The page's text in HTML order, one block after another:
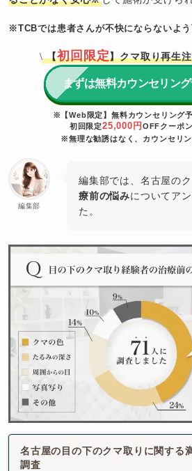
※TCBでは患者さんが不快にならないよ
\ 【初回限定】クマ取り再生
まずは無料カウンセリン
※【Web限定】無料カウンセリング
初回限定25,000円 OFFクーポ
※無理な勧誘はなく、カウンセリ
編集部
編集部では、名古屋の
療前の悩みについてア
た。
名古屋の目の下のクマ取りに関する
調査